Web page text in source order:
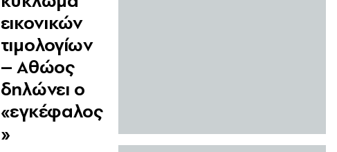
εικονικών
τιμολογίων
– Αθώος
δηλώνει ο
«εγκέφαλος
»